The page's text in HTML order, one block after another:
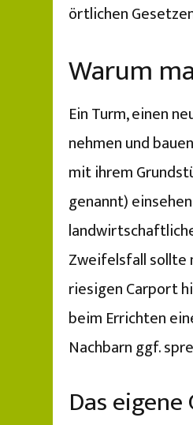
örtlichen
Warum
Ein Turm, einen
nehmen und
mit ihrem
genannt)
Zweifelsfall sollte
riesigen Carport
beim Errichten
Nachbarn ggf.
Das